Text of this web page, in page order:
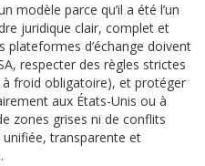
modèle parce qu’il a été l’un
juridique clair, complet et
plateformes d’échange doivent
respecter des règles strictes
froid obligatoire), et protéger
aux États-Unis ou à
zones grises ni de conflits
transparente et